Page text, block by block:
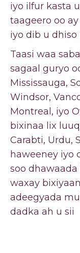
iyo ilfur kasta
taageero oo
iyo dib u dhiso
Taasi waa
sagaal guryo
Mississauga,
Windsor,
Montreal, iyo
bixinaa lix
Carabti, Urdu,
haweeney iyo
soo dhawaada
waxay
adeegyada
dadka ah u sii